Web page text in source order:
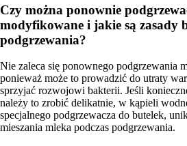
Czy można ponownie
modyfikowane i jakie są zasady
podgrzewania?
Nie zaleca się ponownego podgrzewania
ponieważ może to prowadzić do utraty
sprzyjać rozwojowi bakterii. Jeśli
należy to zrobić delikatnie, w kąpieli
specjalnego podgrzewacza do butelek,
mieszania mleka podczas podgrzewania.